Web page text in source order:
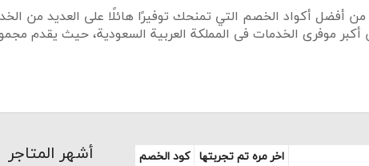
من أفضل أكواد الخصم التي تمنحك توفيرًا هائلًا على العديد من
أكبر موفري الخدمات في المملكة العربية السعودية، حيث يقدم
مرادفة للتسوق عبر الإنترنت وأحدثت ثورة في طريقة التسوق
اخر مره تم تجربتها كود الخصم أشهر المتاجر